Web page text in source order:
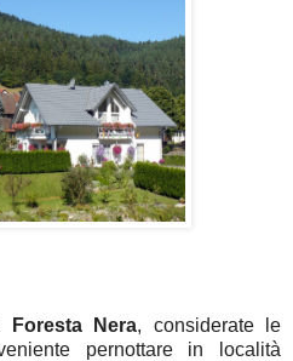
Foresta Nera, considerate le
pernottare in località